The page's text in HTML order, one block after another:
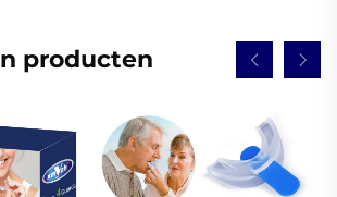
producten